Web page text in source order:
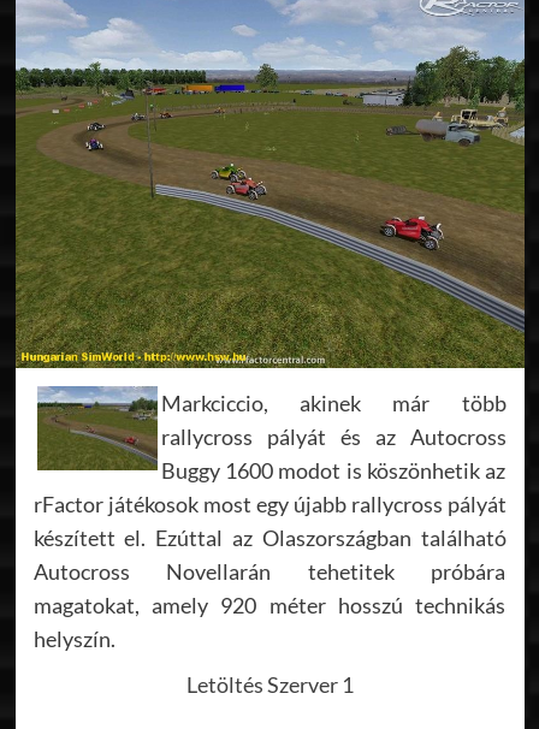
Markciccio, akinek már több
rallycross pályát és az Autocross
Buggy 1600 modot is köszönhetik az
rFactor játékosok most egy újabb rallycross pályát
készített el. Ezúttal az Olaszországban található
Autocross Novellarán tehetitek próbára
magatokat, amely 920 méter hosszú technikás
helyszín.
Letöltés Szerver 1